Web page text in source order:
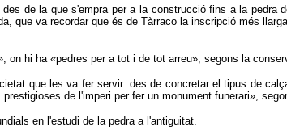
de la que s'empra per a la construcció fins a la pedra
va recordar que és de Tàrraco la inscripció més
hi ha «pedres per a tot i de tot arreu», segons la
que les va fer servir: des de concretar el tipus de
de l'imperi per fer un monument funerari»,
en l'estudi de la pedra a l'antiguitat.